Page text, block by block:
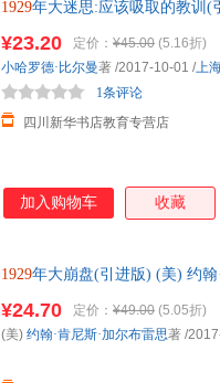
1929年大迷思:应该吸取的教训(
¥23.20 定价： ¥45.00 (5.16折)
四川新华书店教育专营店
1条评论
小哈罗德·比尔曼著 /2017-10-01 /上
加入购物车 收藏
1929年大崩盘(引进版) (美) 约
线客服！
¥24.70 定价： ¥49.00 (5.05折)
(美) 约翰·肯尼斯·加尔布雷思著 /